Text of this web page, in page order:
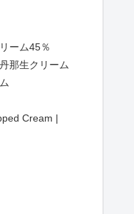
ーム45％
那生クリーム
Cream |